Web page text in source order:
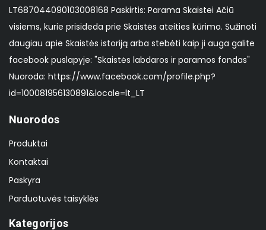
LT687044090103008168 Paskirtis: Parama Skaistei Ačiū
visiems, kurie prisideda prie Skaistės ateities kūrimo. Sužinoti
daugiau apie Skaistės istoriją arba stebėti kaip ji auga galite
facebook puslapyje: "Skaistės labdaros ir paramos fondas"
Nuoroda: https://www.facebook.com/profile.php?
id=100081956130891&locale=lt_LT
Nuorodos
Produktai
Kontaktai
Paskyra
Parduotuvės taisyklės
Kategorijos